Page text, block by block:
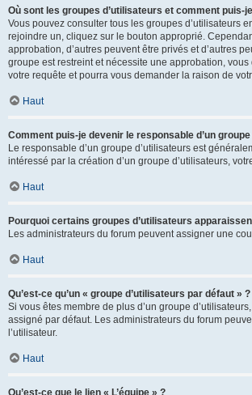
Où sont les groupes d’utilisateurs et comment puis-
Vous pouvez consulter tous les groupes d’utilisateurs
rejoindre un, cliquez sur le bouton approprié.
approbation, d’autres peuvent être privés et d’autres
groupe est restreint et nécessite une approbation,
votre requête et pourra vous demander la raison de
Haut
Comment puis-je devenir le responsable d’un
Le responsable d’un groupe d’utilisateurs est
intéressé par la création d’un groupe d’utilisateurs,
Haut
Pourquoi certains groupes d’utilisateurs
Les administrateurs du forum peuvent assigner une
Haut
Qu’est-ce qu’un « groupe d’utilisateurs par défaut » ?
Si vous êtes membre de plus d’un groupe
assigné par défaut. Les administrateurs du forum
l’utilisateur.
Haut
Qu’est-ce que le lien « L’équipe » ?